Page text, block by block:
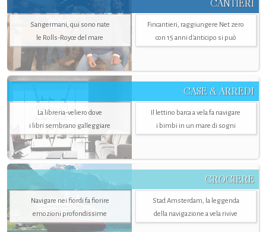
CANTIERI
Sangermani, qui sono nate
le Rolls-Royce del mare
Fincantieri, raggiungere Net zero
con 15 anni d'anticipo si può
CASE & ARREDI
La libreria-veliero dove
i libri sembrano galleggiare
Il lettino barca a vela fa navigare
i bimbi in un mare di sogni
CROCIERE
Navigare nei fiordi fa fiorire
emozioni profondissime
Stad Amsterdam, la leggenda
della navigazione a vela rivive